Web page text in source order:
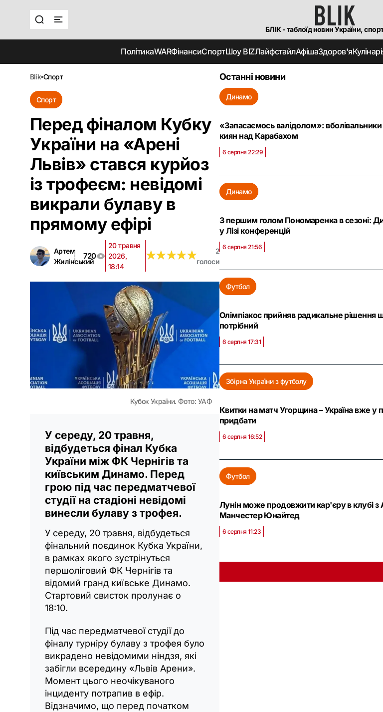
БЛІК - таблоїд новин України, спорт
ПолітикаWARФінансиСпортШоу BIZЛайфстайлАфішаЗдоров'я
blik спорт
Спорт
Перед фіналом Кубку
України на «Арені
Львів» стався курйоз
із трофеєм: невідомі
викрали булаву в
прямому ефірі
Артем
Жилінський
720
20 травня
2026,
18:14
★★★★★
★★★★★
2
голоси
Кубок України. Фото: УАФ
У середу, 20 травня,
відбудеться фінал Кубка
України між ФК Чернігів та
київським Динамо. Перед
грою під час передматчевої
студії на стадіоні невідомі
винесли булаву з трофея.
У середу, 20 травня, відбудеться
фінальний поєдинок Кубка України,
в рамках якого зустрінуться
першоліговий ФК Чернігів та
відомий гранд київське Динамо.
Стартовий свисток пролунає о
18:10.
Під час передматчевої студії до
фіналу турніру булаву з трофея було
викрадено невідомими ніндзя, які
забігли всередину «Львів Арени».
Момент цього неочікуваного
інциденту потрапив в ефір.
Відзначимо, що перед початком
Останні новини
Динамо
«Запасаємось валідолом»:
киян над Карабахом
6 серпня 22:29
Динамо
З першим голом Пономаренка в сезоні:
у Лізі конференцій
6 серпня 21:56
Футбол
Олімпіакос прийняв радикальне рішення
потрібний
6 серпня 17:31
Збірна України з футболу
Квитки на матч Угорщина – Україна вже у
придбати
6 серпня 16:52
Футбол
Лунін може продовжити кар'єру в клубі з
Манчестер Юнайтед
6 серпня 11:23